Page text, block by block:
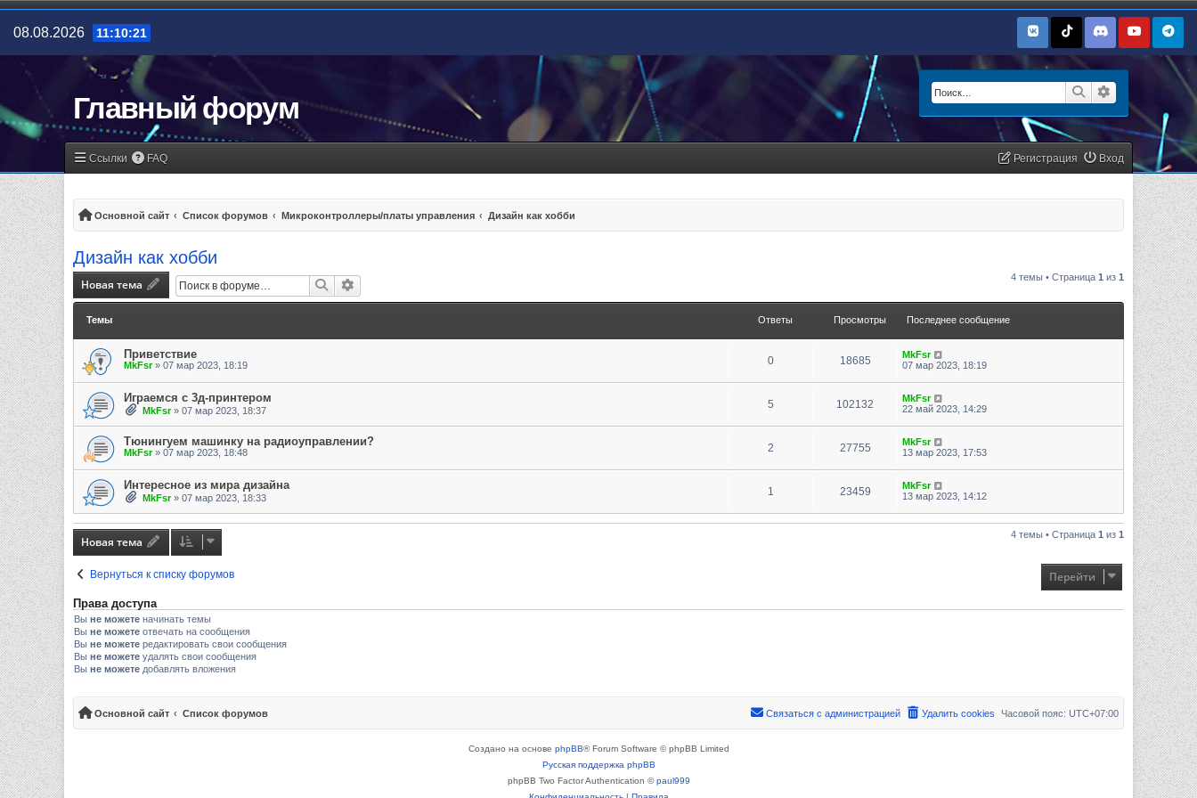
08.08.2026 11:10:21
Главный форум Поиск Расширенный
Ссылки FAQ Вход
Регистрация
Основной сайт Список форумов Микроконтроллеры/платы управления Дизайн как хобби
Дизайн как хобби
Новая тема Поиск 4 темы • Страница 1 из 1
Темы Ответы Просмотры Последнее сообщение
Приветствие
MkFsr» 07 мар 2023, 18:19 0 18685
MkFsr
07 мар 2023, 18:19
Играемся с 3д-принтером
MkFsr» 07 мар 2023, 18:37 5 102132
MkFsr
22 май 2023, 14:29
Тюнингуем машинку на радиоуправлении?
MkFsr» 07 мар 2023, 18:48 2 27755
MkFsr
13 мар 2023, 17:53
Интересное из мира дизайна
MkFsr» 07 мар 2023, 18:33 1 23459
MkFsr
13 мар 2023, 14:12
Новая тема 4 темы • Страница 1 из 1
Вернуться к списку форумов Перейти
Права доступа
Вы не можете начинать темы
Вы не можете отвечать на сообщения
Вы не можете редактировать свои сообщения
Вы не можете удалять свои сообщения
Вы не можете добавлять вложения
Основной сайт Список форумов Часовой пояс: UTC+07:00
Удалить cookies
Связаться с администрацией
Создано на основе phpBB® Forum Software © phpBB Limited
Русская поддержка phpBB
phpBB Two Factor Authentication ©paul999